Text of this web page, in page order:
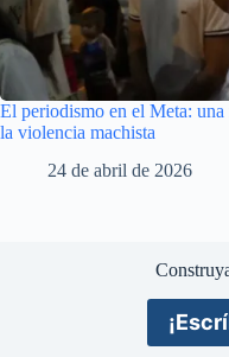
El periodismo en el Meta:
la violencia machista
24 de abril de 2026